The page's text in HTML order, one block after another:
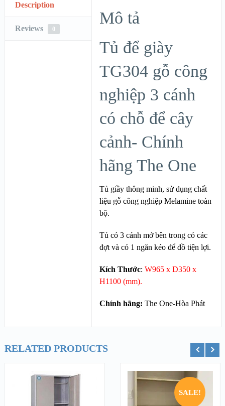
Description
Reviews 0
Mô tả
Tủ để giày
TG304 gỗ công
nghiệp 3 cánh
có chỗ để cây
cảnh- Chính
hãng The One
Tủ giầy thông minh, sử dụng chất
liệu gỗ công nghiệp Melamine toàn
bộ.
Tủ có 3 cánh mở bên trong có các
đợt và có 1 ngăn kéo để đồ tiện lợi.
Kích Thước:W965 x D350 x
H1100 (mm).
Chính hãng: The One-Hòa Phát
RELATED PRODUCTS
SALE!
Thêm vào